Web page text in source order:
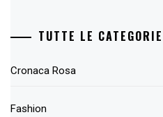
TUTTE LE CATEGORIE
Cronaca Rosa
Fashion